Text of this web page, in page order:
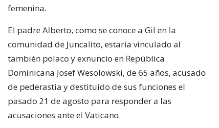
femenina.
El padre Alberto, como se conoce a Gil en la
comunidad de Juncalito, estaría vinculado al
también polaco y exnuncio en República
Dominicana Josef Wesolowski, de 65 años, acusado
de pederastia y destituido de sus funciones el
pasado 21 de agosto para responder a las
acusaciones ante el Vaticano.